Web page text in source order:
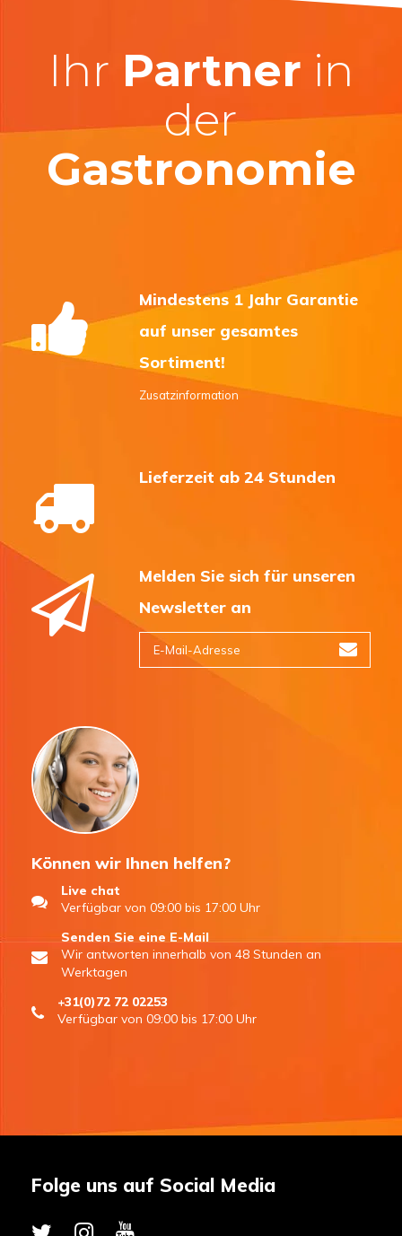
Ihr Partner in
der
Gastronomie
Mindestens 1 Jahr Garantie
auf unser gesamtes
Sortiment!
Zusatzinformation
Lieferzeit ab 24 Stunden
Melden Sie sich für unseren
Newsletter an
Können wir Ihnen helfen?
Live chat
Verfügbar von 09:00 bis 17:00 Uhr
Senden Sie eine E-Mail
Wir antworten innerhalb von 48 Stunden an
Werktagen
+31(0)72 72 02253
Verfügbar von 09:00 bis 17:00 Uhr
Folge uns auf Social Media